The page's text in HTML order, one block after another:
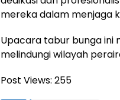
mereka dalam menjaga
Upacara tabur bunga ini
melindungi wilayah
Post Views: 255